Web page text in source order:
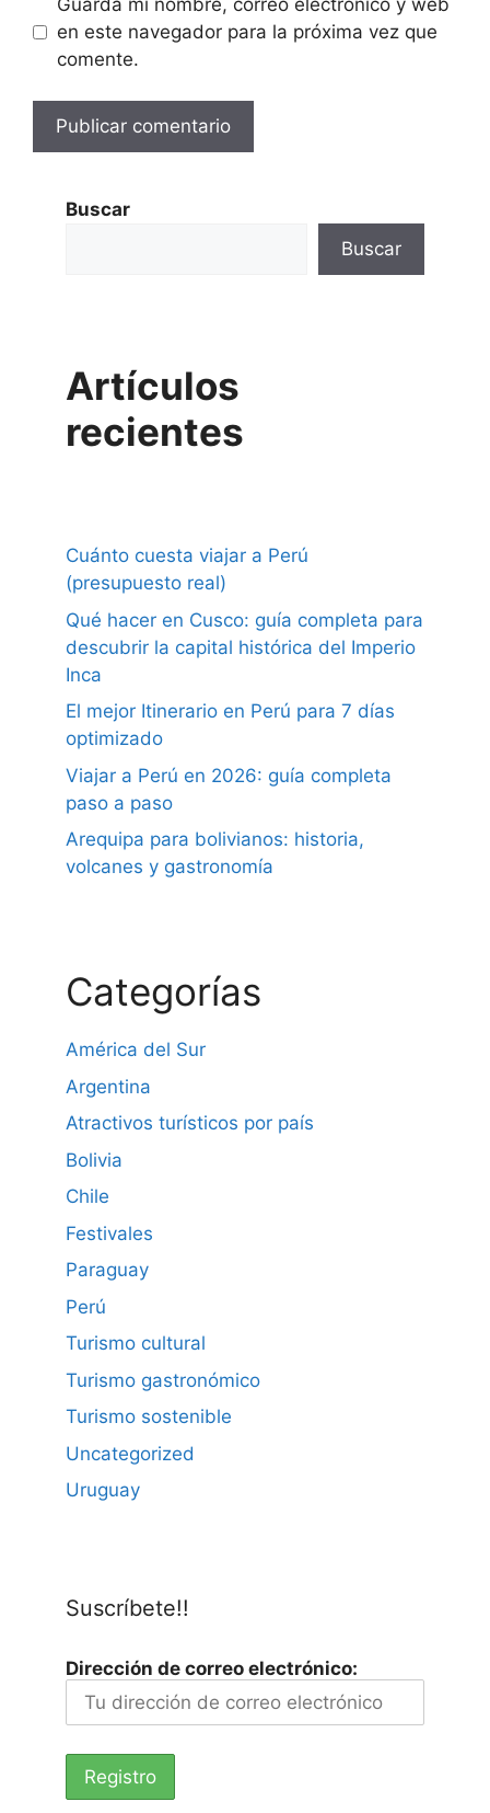
en este navegador para la próxima vez que
comente.
Buscar
Buscar
Artículos
recientes
Cuánto cuesta viajar a Perú
(presupuesto real)
Qué hacer en Cusco: guía completa para
descubrir la capital histórica del Imperio
Inca
El mejor Itinerario en Perú para 7 días
optimizado
Viajar a Perú en 2026: guía completa
paso a paso
Arequipa para bolivianos: historia,
volcanes y gastronomía
Categorías
América del Sur
Argentina
Atractivos turísticos por país
Bolivia
Chile
Festivales
Paraguay
Perú
Turismo cultural
Turismo gastronómico
Turismo sostenible
Uncategorized
Uruguay
Suscríbete!!
Dirección de correo electrónico: